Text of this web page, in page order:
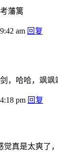
藩篱
am 回复
，哈哈，飒飒
pm 回复
觉真是太爽了